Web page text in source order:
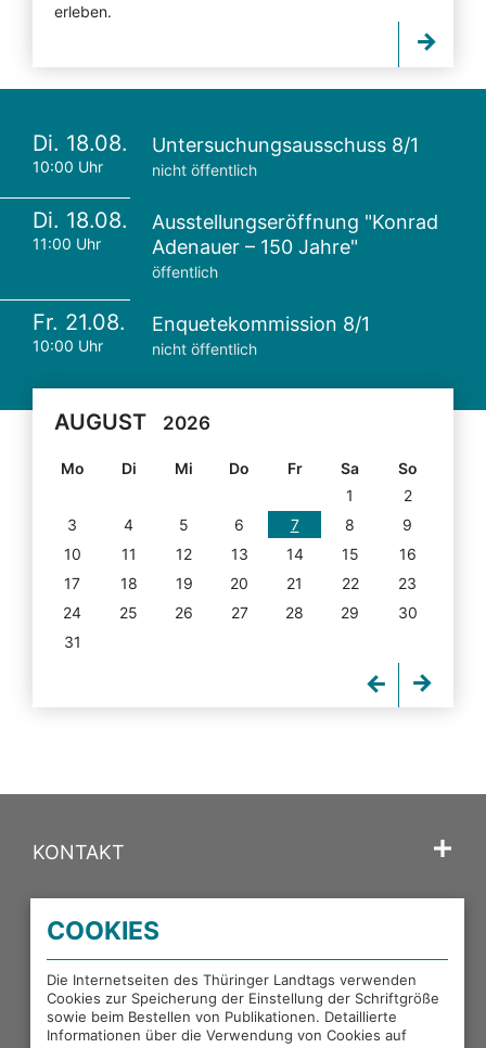
erleben.
Di. 18.08.
10:00 Uhr
Untersuchungsausschuss 8/1
nicht öffentlich
Di. 18.08.
11:00 Uhr
Ausstellungseröffnung "Konrad
Adenauer – 150 Jahre"
öffentlich
Fr. 21.08.
10:00 Uhr
Enquetekommission 8/1
nicht öffentlich
AUGUST 2026
Mo Di Mi Do Fr Sa
So
1
2
3
4 5 6 7 8
9
10
11 12 13 14 15
16
17
18 19 20 21 22
23
24
25 26 27 28 29
30
31
KONTAKT
PORTALE DES THÜRINGER LANDTAGS
EXTERNE LINKS
COOKIES
Die Internetseiten des Thüringer Landtags verwenden
Cookies zur Speicherung der Einstellung der Schriftgröße
sowie beim Bestellen von Publikationen. Detaillierte
Informationen über die Verwendung von Cookies auf